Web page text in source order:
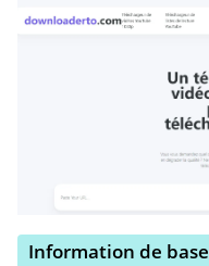
Information de base